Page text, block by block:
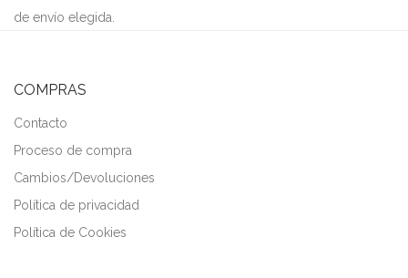
de envío elegida.
COMPRAS
Contacto
Proceso de compra
Cambios/Devoluciones
Política de privacidad
Política de Cookies